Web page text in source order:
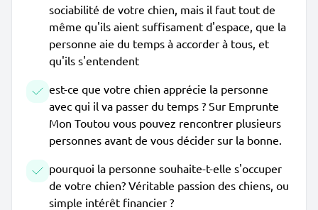
sociabilité de votre chien, mais il faut tout de
même qu'ils aient suffisament d'espace, que la
personne aie du temps à accorder à tous, et
qu'ils s'entendent
est-ce que votre chien apprécie la personne
avec qui il va passer du temps ? Sur Emprunte
Mon Toutou vous pouvez rencontrer plusieurs
personnes avant de vous décider sur la bonne.
pourquoi la personne souhaite-t-elle s'occuper
de votre chien? Véritable passion des chiens, ou
simple intérêt financier ?